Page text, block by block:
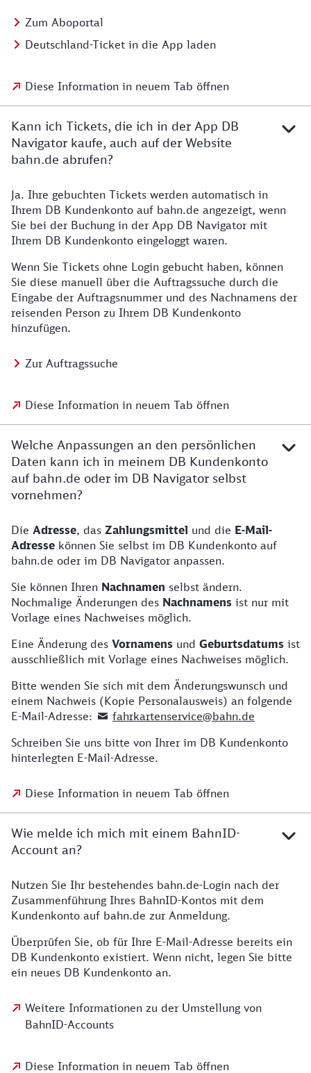
Zum Aboportal
Deutschland-Ticket in die App laden
Diese Information in neuem Tab öffnen
Kann ich Tickets, die ich in der App DB
Navigator kaufe, auch auf der Website
bahn.de abrufen?
Ja. Ihre gebuchten Tickets werden automatisch in
Ihrem DB Kundenkonto auf bahn.de angezeigt, wenn
Sie bei der Buchung in der App DB Navigator mit
Ihrem DB Kundenkonto eingeloggt waren.
Wenn Sie Tickets ohne Login gebucht haben, können
Sie diese manuell über die Auftragssuche durch die
Eingabe der Auftragsnummer und des Nachnamens der
reisenden Person zu Ihrem DB Kundenkonto
hinzufügen.
Zur Auftragssuche
Diese Information in neuem Tab öffnen
Welche Anpassungen an den persönlichen
Daten kann ich in meinem DB Kundenkonto
auf bahn.de oder im DB Navigator selbst
vornehmen?
Die Adresse, das Zahlungsmittel und die E-Mail-
Adresse können Sie selbst im DB Kundenkonto auf
bahn.de oder im DB Navigator anpassen.
Sie können Ihren Nachnamen selbst ändern.
Nochmalige Änderungen des Nachnamens ist nur mit
Vorlage eines Nachweises möglich.
Eine Änderung des Vornamens und Geburtsdatums ist
ausschließlich mit Vorlage eines Nachweises möglich.
Bitte wenden Sie sich mit dem Änderungswunsch und
einem Nachweis (Kopie Personalausweis) an folgende
E-Mail-Adresse:
fahrkartenservice@bahn.de
Schreiben Sie uns bitte von Ihrer im DB Kundenkonto
hinterlegten E-Mail-Adresse.
Diese Information in neuem Tab öffnen
Wie melde ich mich mit einem BahnID-
Account an?
Nutzen Sie Ihr bestehendes bahn.de-Login nach der
Zusammenführung Ihres BahnID-Kontos mit dem
Kundenkonto auf bahn.de zur Anmeldung.
Überprüfen Sie, ob für Ihre E-Mail-Adresse bereits ein
DB Kundenkonto existiert. Wenn nicht, legen Sie bitte
ein neues DB Kundenkonto an.
Weitere Informationen zu der Umstellung von
BahnID-Accounts
Diese Information in neuem Tab öffnen